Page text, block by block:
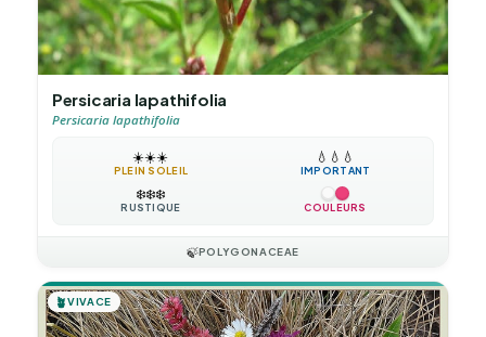
Persicaria lapathifolia
Persicaria lapathifolia
☀️☀️☀️
PLEIN SOLEIL
💧 💧 💧
IMPORTANT
❄️❄️❄️
RUSTIQUE COULEURS
🍃POLYGONACEAE
🪴VIVACE